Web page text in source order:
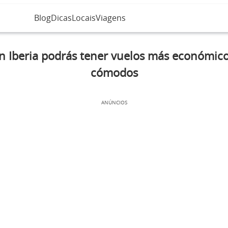
BlogDicas LocaisViagens
Iberia podrás tener vuelos más
cómodos
ANÚNCIOS